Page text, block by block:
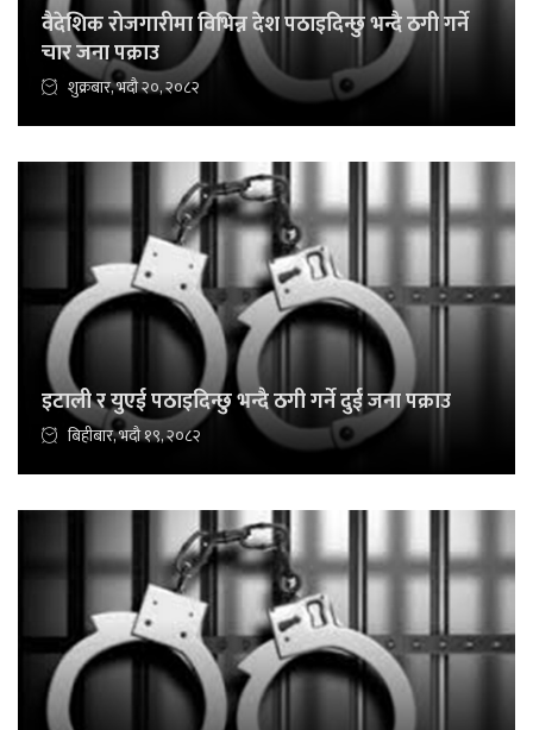
वैदेशिक रोजगारीमा विभिन्न देश पठाइदिन्छु भन्दै ठगी गर्ने
चार जना पक्राउ
शुक्रबार, भदौ २०, २०८२
इटाली र युएई पठाइदिन्छु भन्दै ठगी गर्ने दुई जना पक्राउ
बिहीबार, भदौ १९, २०८२